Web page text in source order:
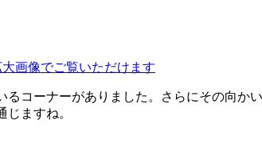
コーナーがありました。さらにその向か
ますね。